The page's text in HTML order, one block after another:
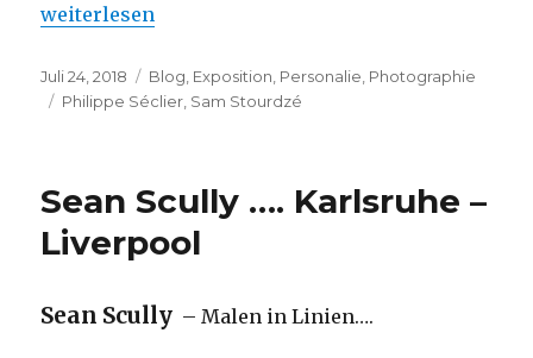
„Raymond Depardon – Les Rencontres de la
weiterlesen
Veröffentlicht
am
Juli 24, 2018 Kategorien
Blog, Exposition, Personalie, Photographie
Schlagwörter
Philippe Séclier, Sam Stourdzé
Sean Scully …. Karlsruhe –
Liverpool
Sean Scully – Malen in Linien….